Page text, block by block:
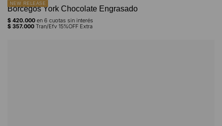
NEW RELEASE
Borcegos York Chocolate Engrasado
$ 420.000 en 6 cuotas sin interés
$ 357.000 Tran/Efv 15%OFF Extra